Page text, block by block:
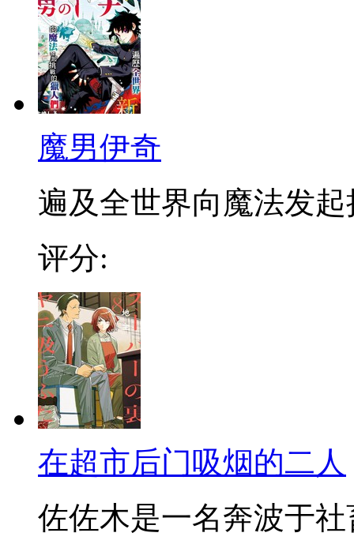
魔男伊奇
遍及全世界向魔法发起
评分:
在超市后门吸烟的二人
佐佐木是一名奔波于社